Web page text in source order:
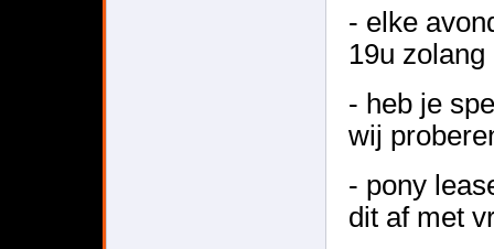
- elke
19u zolang
- heb je
wij
- pony
dit af met